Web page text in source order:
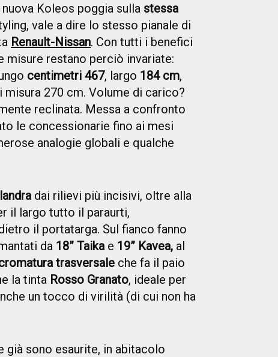
Koleos poggia sulla stessa
vale a dire lo stesso pianale di
Renault-Nissan. Con tutti i benefici
misure restano perciò invariate:
centimetri 467, largo 184 cm,
misura 270 cm. Volume di carico?
reclinata. Messa a confronto
le concessionarie fino ai mesi
analogie globali e qualche
dai rilievi più incisivi, oltre alla
il largo tutto il paraurti,
il portatarga. Sul fianco fanno
da 18” Taika e 19” Kavea, al
trasversale che fa il paio
la tinta Rosso Granato, ideale per
un tocco di virilità (di cui non ha
già sono esaurite, in abitacolo